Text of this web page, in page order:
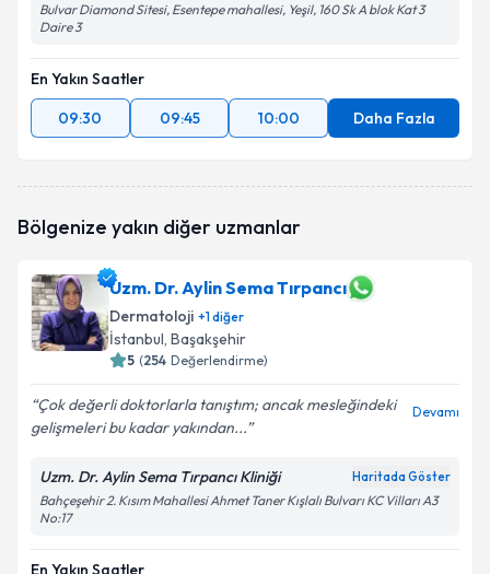
Bulvar Diamond Sitesi, Esentepe mahallesi, Yeşil, 160 Sk A blok Kat 3
Daire 3
En Yakın Saatler
09:30
09:45 10:00 Daha Fazla
Bölgenize yakın diğer uzmanlar
Uzm. Dr. Aylin Sema Tırpancı
Dermatoloji +1diğer
İstanbul, Başakşehir
5 (254 Değerlendirme)
Çok değerli doktorlarla tanıştım; ancak mesleğindeki
gelişmeleri bu kadar yakından...
Devamı
Uzm. Dr. Aylin Sema Tırpancı Kliniği Haritada Göster
Bahçeşehir 2. Kısım Mahallesi Ahmet Taner Kışlalı Bulvarı KC Vilları A3
No:17
En Yakın Saatler